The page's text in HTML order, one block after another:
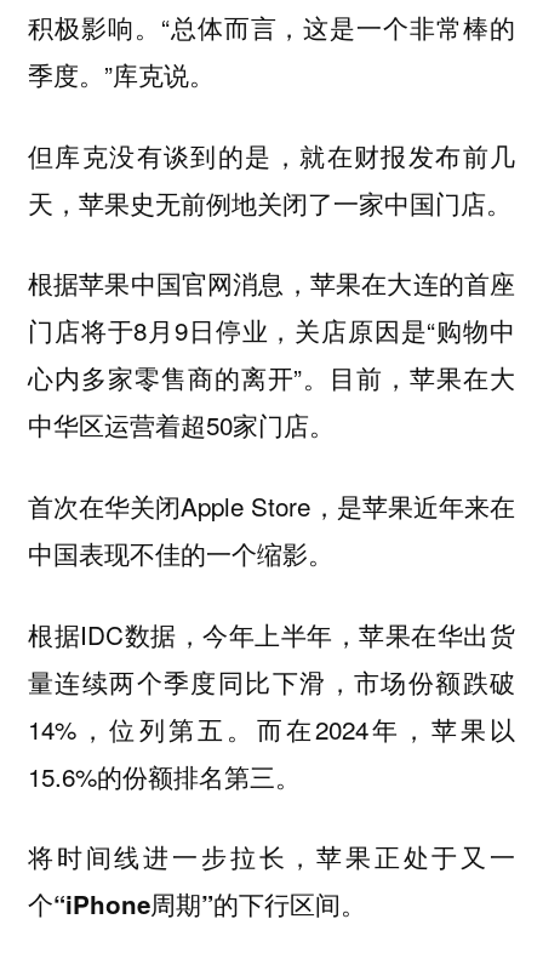
积极影响。“总体而言，这是一个非常棒的
季度。”库克说。
但库克没有谈到的是，就在财报发布前几
天， 苹果史无前例地关闭了一家中国门店。
根据苹果中国官网消息，苹果在大连的首座
门店将于8月9日停业，关店原因是“购物中
心内多家零售商的离开”。目前，苹果在大
中华区运营着超50家门店。
首次在华关闭Apple Store，是苹果近年来在
中国表现不佳的一个缩影。
根据IDC数据，今年上半年，苹果在华出货
量连续两个季度同比下滑，市场份额跌破
14%，位列第五。而在2024年，苹果以
15.6%的份额排名第三。
将时间线进一步拉长，苹果正处于又一
个“iPhone周期”的下行区间。